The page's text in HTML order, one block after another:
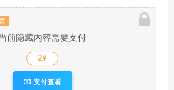
前隐藏内容需要支付
2¥
支付查看